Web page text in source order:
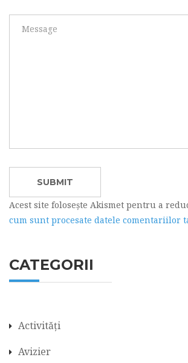
Acest site folosește Akismet pentru a
cum sunt procesate datele comentariilor
CATEGORII
Activități
Avizier